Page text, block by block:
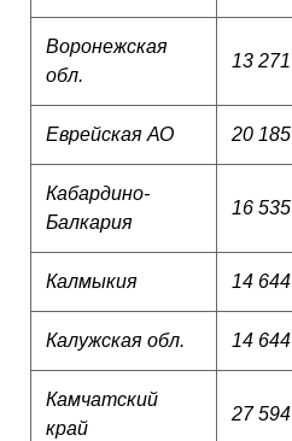
Воронежская
обл.
13 271
Еврейская АО 20 185
Кабардино-
Балкария
16 535
Калмыкия 14 644
Калужская обл. 14 644
Камчатский
край
27 594